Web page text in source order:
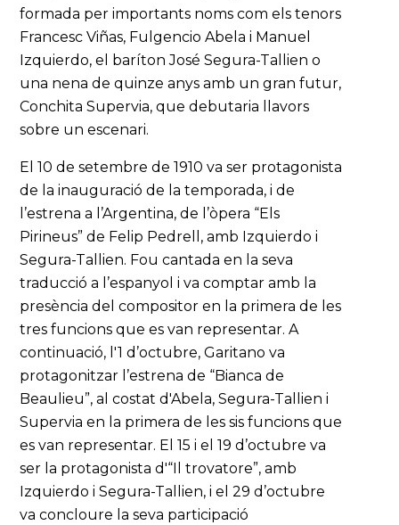
formada per importants noms com els tenors
Francesc Viñas, Fulgencio Abela i Manuel
Izquierdo, el baríton José Segura-Tallien o
una nena de quinze anys amb un gran futur,
Conchita Supervia, que debutaria llavors
sobre un escenari.
El 10 de setembre de 1910 va ser protagonista
de la inauguració de la temporada, i de
l’estrena a l’Argentina, de l’òpera “Els
Pirineus” de Felip Pedrell, amb Izquierdo i
Segura-Tallien. Fou cantada en la seva
traducció a l’espanyol i va comptar amb la
presència del compositor en la primera de les
tres funcions que es van representar. A
continuació, l'1 d’octubre, Garitano va
protagonitzar l’estrena de “Bianca de
Beaulieu”, al costat d'Abela, Segura-Tallien i
Supervia en la primera de les sis funcions que
es van representar. El 15 i el 19 d’octubre va
ser la protagonista d'“Il trovatore”, amb
Izquierdo i Segura-Tallien, i el 29 d’octubre
va concloure la seva participació